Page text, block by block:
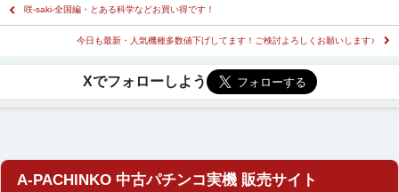
咲-saki-全国編・とある科学などお買い得です！
今日も最新・人気機種多数値下げしてます！ご検討よろしくお願いします♪
A-PACHINKO 中古パチンコ実機 販売サイト